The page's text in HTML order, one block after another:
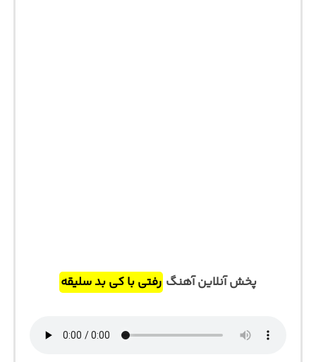
پخش آنلاین آهنگ رفتی با کی بد سلیقه